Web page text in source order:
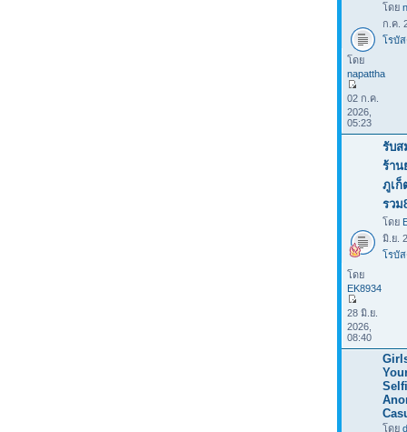
โดย
ก.ค.
โรบั
โดย
napattha
02 ก.ค.
2026,
05:23
รับส
ร้าน
ภูเก็
รวม
โดย
มิ.ย.
โรบั
โดย
EK8934
28 มิ.ย.
2026,
08:40
โดย